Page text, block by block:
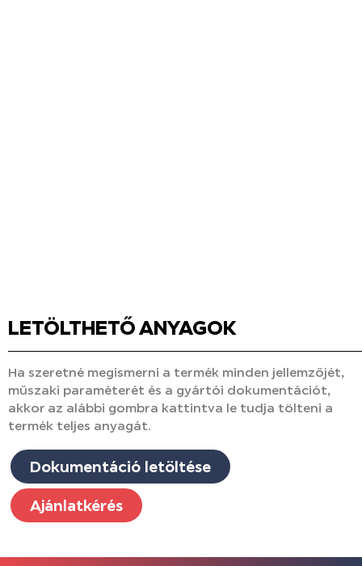
LETÖLTHETŐ ANYAGOK
Ha szeretné megismerni a termék minden jellemzőjét,
műszaki paraméterét és a gyártói dokumentációt,
akkor az alábbi gombra kattintva le tudja tölteni a
termék teljes anyagát.
Dokumentáció letöltése
Ajánlatkérés